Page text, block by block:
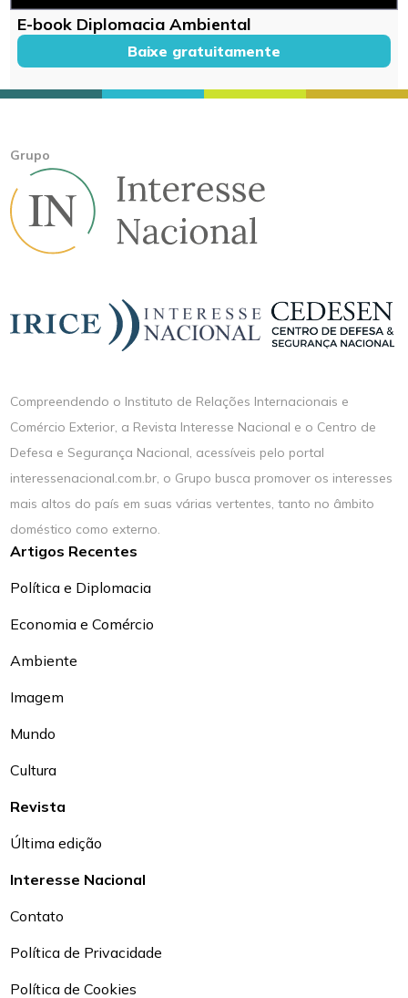
E-book Diplomacia Ambiental
Baixe gratuitamente
Grupo
Compreendendo o Instituto de Relações Internacionais e
Comércio Exterior, a Revista Interesse Nacional e o Centro de
Defesa e Segurança Nacional, acessíveis pelo portal
interessenacional.com.br, o Grupo busca promover os interesses
mais altos do país em suas várias vertentes, tanto no âmbito
doméstico como externo.
Artigos Recentes
Política e Diplomacia
Economia e Comércio
Ambiente
Imagem
Mundo
Cultura
Revista
Última edição
Interesse Nacional
Contato
Política de Privacidade
Política de Cookies